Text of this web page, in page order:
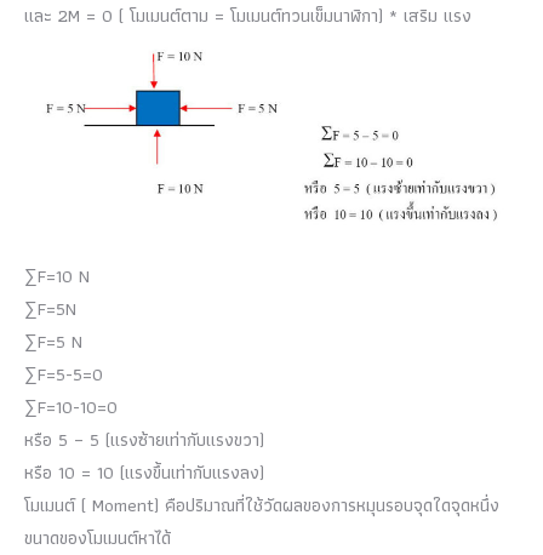
และ 2M = 0 ( โมเมนต์ตาม = โมเมนต์ทวนเข็มนาฬิกา) * เสริม แรง
∑F=10 N
∑F=5N
∑F=5 N
∑F=5-5=0
∑F=10-10=0
หรือ 5 – 5 (แรงซ้ายเท่ากับแรงขวา)
หรือ 10 = 10 (แรงขึ้นเท่ากับแรงลง)
โมเมนต์ ( Moment) คือปริมาณที่ใช้วัดผลของการหมุนรอบจุดใดจุดหนึ่ง
ขนาดของโมเมนต์หาได้